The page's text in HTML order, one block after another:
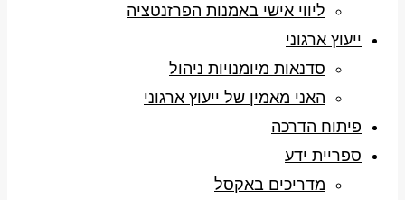
ליווי אישי באמנות הפרזנטציה
ייעוץ ארגוני
סדנאות מיומנויות ניהול
האני מאמין של ייעוץ ארגוני
פיתוח הדרכה
ספריית ידע
מדריכים באקסל